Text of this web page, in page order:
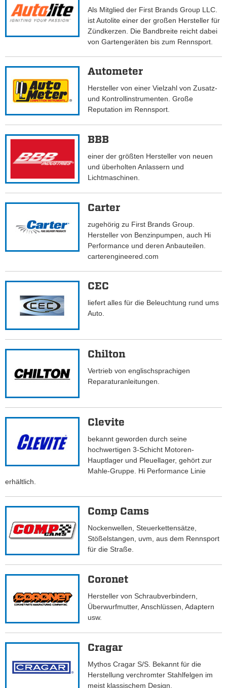
Als Mitglied der First Brands Group LLC.
ist Autolite einer der großen Hersteller für
Zündkerzen. Die Bandbreite reicht dabei
von Gartengeräten bis zum Rennsport.
Autometer
Hersteller von einer Vielzahl von Zusatz-
und Kontrollinstrumenten. Große
Reputation im Rennsport.
BBB
einer der größten Hersteller von neuen
und überholten Anlassern und
Lichtmaschinen.
Carter
zugehörig zu First Brands Group.
Hersteller von Benzinpumpen, auch Hi
Performance und deren Anbauteilen.
carterengineered.com
CEC
liefert alles für die Beleuchtung rund ums
Auto.
Chilton
Vertrieb von englischsprachigen
Reparaturanleitungen.
Clevite
bekannt geworden durch seine
hochwertigen 3-Schicht Motoren-
Hauptlager und Pleuellager, gehört zur
Mahle-Gruppe. Hi Performance Linie
erhältlich.
Comp Cams
Nockenwellen, Steuerkettensätze,
Stößelstangen, uvm, aus dem Rennsport
für die Straße.
Coronet
Hersteller von Schraubverbindern,
Überwurfmutter, Anschlüssen, Adaptern
usw.
Cragar
Mythos Cragar S/S. Bekannt für die
Herstellung verchromter Stahlfelgen im
meist klassischem Design.